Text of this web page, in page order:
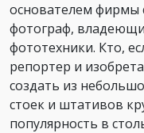
основателем фирмы
фотограф,
фототехники. Кто,
репортер и
создать из
стоек и штативов
популярность в